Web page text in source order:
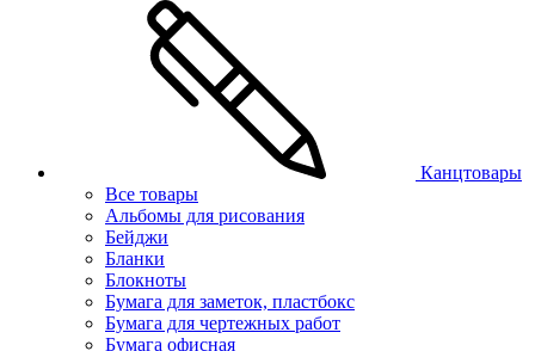
Канцтовары
Все товары
Альбомы для рисования
Бейджи
Бланки
Блокноты
Бумага для заметок, пластбокс
Бумага для чертежных работ
Бумага офисная